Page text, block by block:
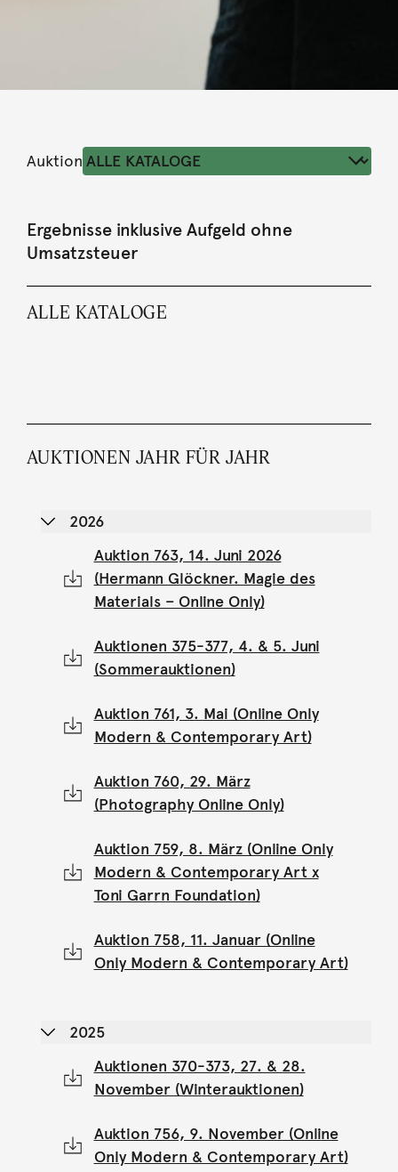
Auktion
Ergebnisse inklusive Aufgeld ohne
Umsatzsteuer
ALLE KATALOGE
AUKTIONEN JAHR FÜR JAHR
2026
Auktion 763, 14. Juni 2026
(Hermann Glöckner. Magie des
Materials – Online Only)
Auktionen 375-377, 4. & 5. Juni
(Sommerauktionen)
Auktion 761, 3. Mai (Online Only
Modern & Contemporary Art)
Auktion 760, 29. März
(Photography Online Only)
Auktion 759, 8. März (Online Only
Modern & Contemporary Art x
Toni Garrn Foundation)
Auktion 758, 11. Januar (Online
Only Modern & Contemporary Art)
2025
Auktionen 370-373, 27. & 28.
November (Winterauktionen)
Auktion 756, 9. November (Online
Only Modern & Contemporary Art)